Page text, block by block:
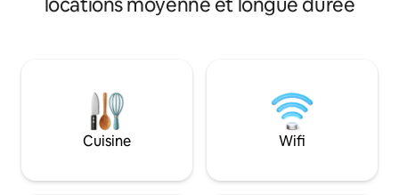
Cuisine Wifi